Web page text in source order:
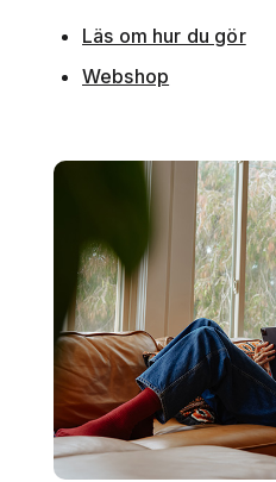
Läs om hur du gör
Webshop